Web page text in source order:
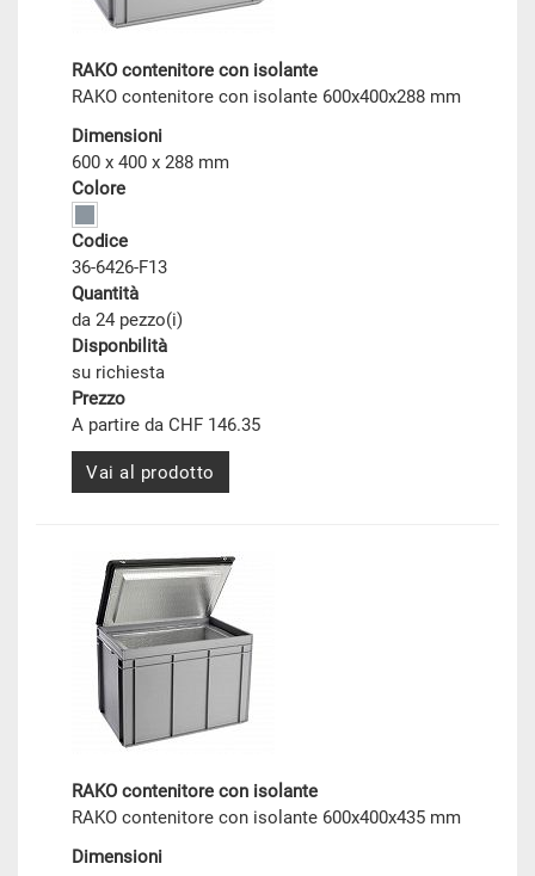
RAKO contenitore con isolante
RAKO contenitore con isolante 600x400x288 mm
Dimensioni
600 x 400 x 288 mm
Colore
Codice
36-6426-F13
Quantità
da 24 pezzo(i)
Disponbilità
su richiesta
Prezzo
A partire da CHF 146.35
Vai al prodotto
RAKO contenitore con isolante
RAKO contenitore con isolante 600x400x435 mm
Dimensioni